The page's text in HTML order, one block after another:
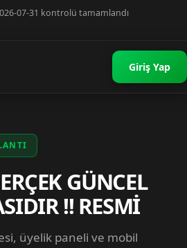
07-31 kontrolü tamamlandı
Giriş Yap
GÜNCEL
!! RESMİ
üyelik paneli ve mobil